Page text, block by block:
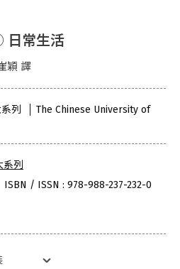
日常生活
穎 譯
列
The Chinese University of
列
ISBN / ISSN : 978-988-237-232-0